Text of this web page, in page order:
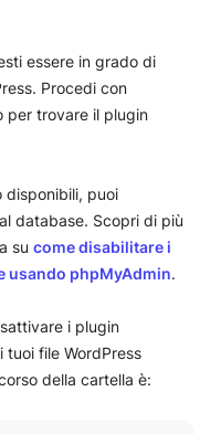
essere in grado di
Procedi con
per trovare il plugin
disponibili, puoi
database. Scopri di più
su come disabilitare i
usando phpMyAdmin.
i plugin
tuoi file WordPress
della cartella è: